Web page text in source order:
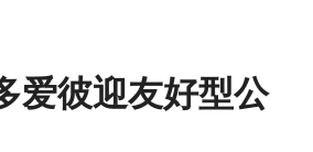
爱彼迎友好型公